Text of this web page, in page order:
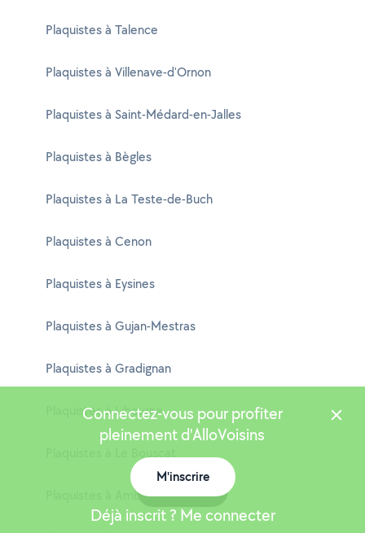
Plaquistes à Talence
Plaquistes à Villenave-d'Ornon
Plaquistes à Saint-Médard-en-Jalles
Plaquistes à Bègles
Plaquistes à La Teste-de-Buch
Plaquistes à Cenon
Plaquistes à Eysines
Plaquistes à Gujan-Mestras
Plaquistes à Gradignan
Plaquistes à Libourne
Plaquistes à Ambarès-et-Lagrave
Connectez-vous pour profiter
pleinement d'AlloVoisins
M'inscrire
Déjà inscrit ? Me connecter